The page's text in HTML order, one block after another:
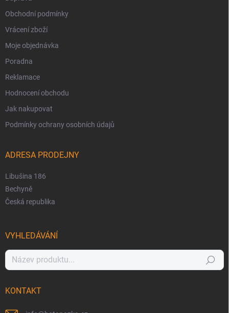
Obchodní podmínky
Vrácení zboží
Moje objednávka
Poradna
Reklamace
Hodnocení obchodu
Jak nakupovat
Podmínky ochrany osobních údajů
ADRESA PRODEJNY
Libušina 186
Bechyně
Česká republika
VYHLEDÁVÁNÍ
Hledat
KONTAKT